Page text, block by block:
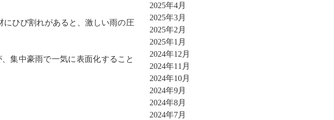
ひび割れがあると、激しい雨の圧
集中豪雨で一気に表面化すること
2025年4月
2025年3月
2025年2月
2025年1月
2024年12月
2024年11月
2024年10月
2024年9月
2024年8月
2024年7月